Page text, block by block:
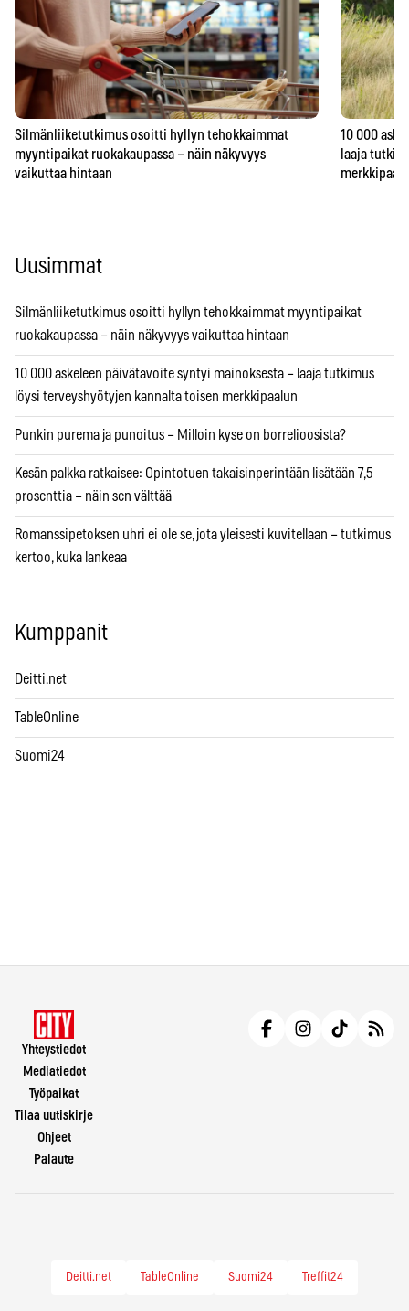
Silmänliiketutkimus osoitti hyllyn tehokkaimmat
myyntipaikat ruokakaupassa – näin näkyvyys
vaikuttaa hintaan
10 000
laaja
Uusimmat
Silmänliiketutkimus osoitti hyllyn tehokkaimmat myyntipaikat
ruokakaupassa – näin näkyvyys vaikuttaa hintaan
10 000 askeleen päivätavoite syntyi mainoksesta – laaja tutkimus
löysi terveyshyötyjen kannalta toisen merkkipaalun
Punkin purema ja punoitus – Milloin kyse on borrelioosista?
Kesän palkka ratkaisee: Opintotuen takaisinperintään lisätään 7,5
prosenttia – näin sen välttää
Romanssipetoksen uhri ei ole se, jota yleisesti kuvitellaan – tutkimus
kertoo, kuka lankeaa
Kumppanit
Deitti.net
TableOnline
Suomi24
Yhteystiedot
Mediatiedot
Työpaikat
Tilaa uutiskirje
Ohjeet
Palaute
Deitti.net TableOnline Suomi24 Treffit24